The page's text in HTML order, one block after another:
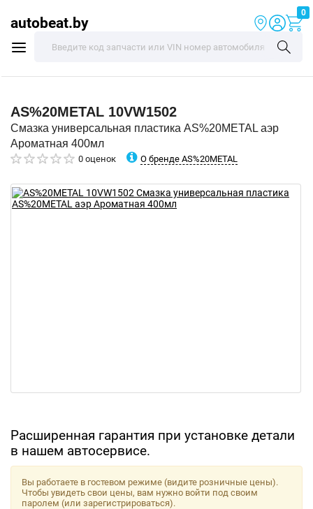
autobeat.by
0
AS%20METAL 10VW1502
Смазка универсальная пластика AS%20METAL аэр
Ароматная 400мл
0 оценок О бренде AS%20METAL
Расширенная гарантия при установке детали
в нашем автосервисе.
Вы работаете в гостевом режиме (видите розничные цены).
Чтобы увидеть свои цены, вам нужно войти под своим
паролем (или зарегистрироваться).